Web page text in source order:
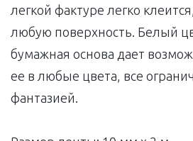
легкой фактуре легко
любую поверхность. Белый
бумажная основа дает
ее в любые цвета, все
фантазией.